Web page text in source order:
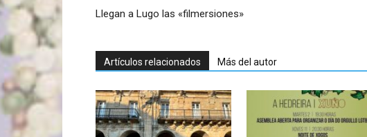
Llegan a Lugo las «filmersiones»
Artículos relacionados Más del autor